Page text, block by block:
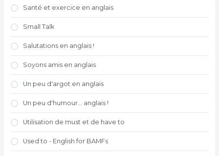
Santé et exercice en anglais
Small Talk
Salutations en anglais !
Soyons amis en anglais
Un peu d'argot en anglais
Un peu d'humour... anglais !
Utilisation de must et de have to
Used to - English for BAMFs